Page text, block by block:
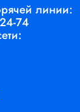
линии:
74